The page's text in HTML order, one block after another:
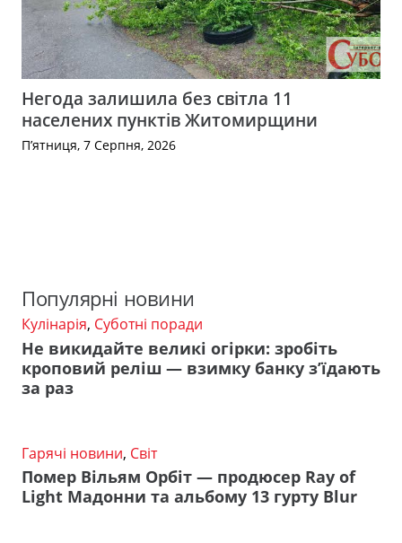
Негода залишила без світла 11
населених пунктів Житомирщини
П’ятниця, 7 Серпня, 2026
Популярні новини
Кулінарія, Суботні поради
Не викидайте великі огірки: зробіть
кроповий реліш — взимку банку з’їдають
за раз
Гарячі новини, Світ
Помер Вільям Орбіт — продюсер Ray of
Light Мадонни та альбому 13 гурту Blur